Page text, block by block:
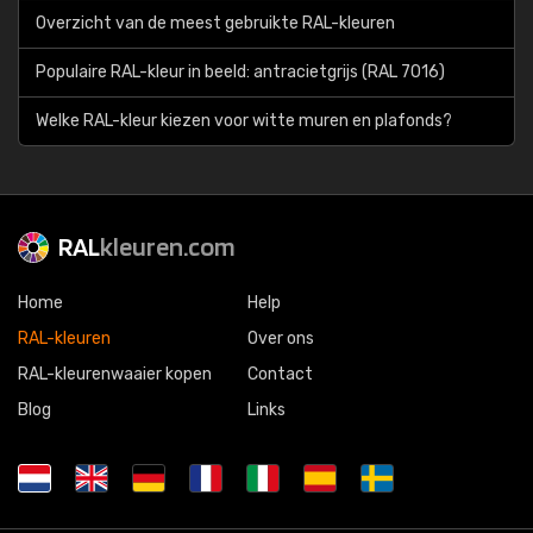
Overzicht van de meest gebruikte RAL-kleuren
Populaire RAL-kleur in beeld: antracietgrijs (RAL 7016)
Welke RAL-kleur kiezen voor witte muren en plafonds?
RALkleuren.com
Home
RAL-kleuren
RAL-kleurenwaaier kopen
Blog
Help
Over ons
Contact
Links